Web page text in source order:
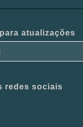
atualizações
redes sociais